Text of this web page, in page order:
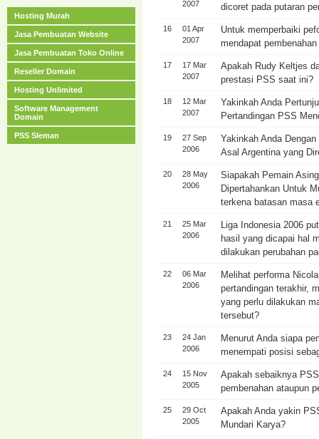
Hosting Murah
Jasa Pembuatan Website
Jasa Pembuatan Toko Online
Reseller Domain
Hosting Unlimited
Software Management
Domain
PSS Sleman
2007
dicoret pada putaran
16
01 Apr
2007
Untuk memperbaiki
mendapat
17
17 Mar
2007
Apakah Rudy Keltjes
prestasi PSS saat ini?
18
12 Mar
2007
Yakinkah Anda
Pertandingan PSS
19
27 Sep
2006
Yakinkah Anda
Asal Argentina yang
20
28 May
2006
Siapakah Pemain
Dipertahankan Untuk
terkena batasan masa
21
25 Mar
2006
Liga Indonesia 2006
hasil yang dicapai hal
dilakukan perubahan
22
06 Mar
2006
Melihat performa
pertandingan terakhir,
yang perlu dilakukan
tersebut?
23
24 Jan
2006
Menurut Anda siapa
menempati posisi
24
15 Nov
2005
Apakah sebaiknya
pembenahan ataupun
25
29 Oct
2005
Apakah Anda yakin
Mundari Karya?